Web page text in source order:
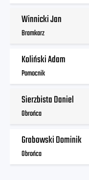
Winnicki Jan
Bramkarz
Koliński Adam
Pomocnik
Sierzbista Daniel
Obrońca
Grabowski Dominik
Obrońca